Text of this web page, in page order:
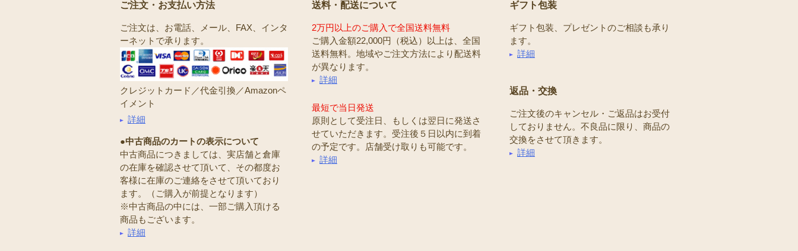
ご注文・お支払い方法
ご注文は、お電話、メール、FAX、インタ
ーネットで承ります。
クレジットカード／代金引換／Amazonペ
イメント
詳細
●中古商品のカートの表示について
中古商品につきましては、実店舗と倉庫
の在庫を確認させて頂いて、その都度お
客様に在庫のご連絡をさせて頂いており
ます。（ご購入が前提となります）
※中古商品の中には、一部ご購入頂ける
商品もございます。
詳細
送料・配送について
2万円以上のご購入で全国送料無料
ご購入金額22,000円（税込）以上は、全国
送料無料。地域やご注文方法により配送料
が異なります。
詳細
最短で当日発送
原則として受注日、もしくは翌日に発送さ
せていただきます。受注後５日以内に到着
の予定です。店舗受け取りも可能です。
詳細
ギフト包装
ギフト包装、プレゼントのご相談も承り
ます。
詳細
返品・交換
ご注文後のキャンセル・ご返品はお受付
しておりません。不良品に限り、商品の
交換をさせて頂きます。
詳細